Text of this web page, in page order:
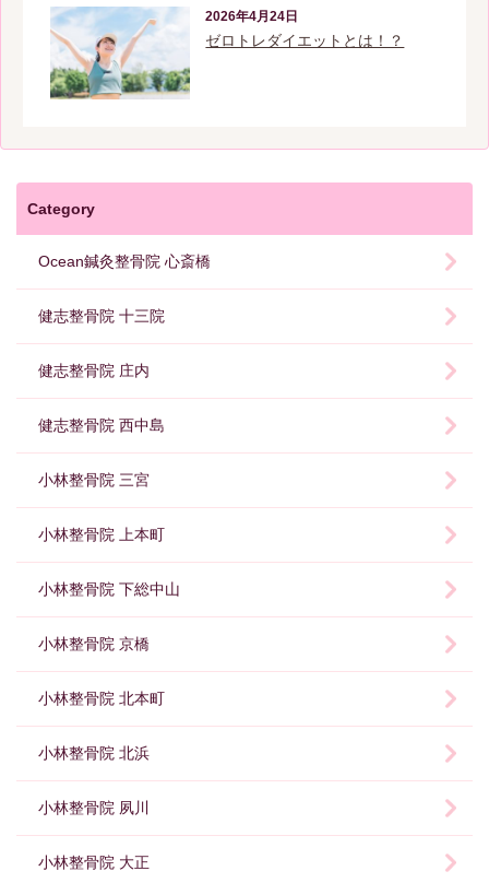
2026年4月24日
ゼロトレダイエットとは！？
Category
Ocean鍼灸整骨院 心斎橋
健志整骨院 十三院
健志整骨院 庄内
健志整骨院 西中島
小林整骨院 三宮
小林整骨院 上本町
小林整骨院 下総中山
小林整骨院 京橋
小林整骨院 北本町
小林整骨院 北浜
小林整骨院 夙川
小林整骨院 大正